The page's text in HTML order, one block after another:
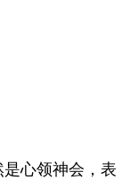
心领神会，表